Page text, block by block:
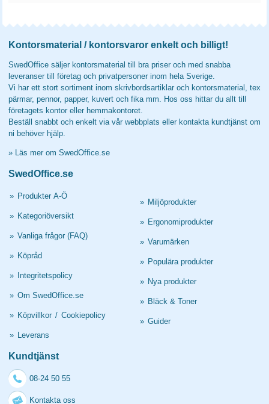
Kontorsmaterial / kontorsvaror enkelt och billigt!
SwedOffice säljer kontorsmaterial till bra priser och med snabba
leveranser till företag och privatpersoner inom hela Sverige.
Vi har ett stort sortiment inom skrivbordsartiklar och kontorsmaterial, tex
pärmar, pennor, papper, kuvert och fika mm. Hos oss hittar du allt till
företagets kontor eller hemmakontoret.
Beställ snabbt och enkelt via vår webbplats eller kontakta kundtjänst om
ni behöver hjälp.
» Läs mer om SwedOffice.se
SwedOffice.se
» Produkter A-Ö
» Kategoriöversikt
» Vanliga frågor (FAQ)
» Köpråd
» Integritetspolicy
» Om SwedOffice.se
» Köpvillkor / Cookiepolicy
» Leverans
» Miljöprodukter
» Ergonomiprodukter
» Varumärken
» Populära produkter
» Nya produkter
» Bläck & Toner
» Guider
Kundtjänst
08-24 50 55
Kontakta oss